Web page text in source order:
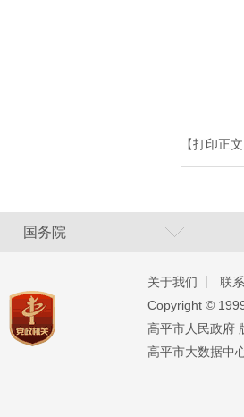
【打印正
国务院
关于我们
联
Copyright ©️
高平市人民政府
高平市大数据